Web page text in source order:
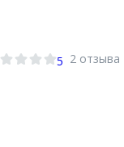
5 2 отзыва